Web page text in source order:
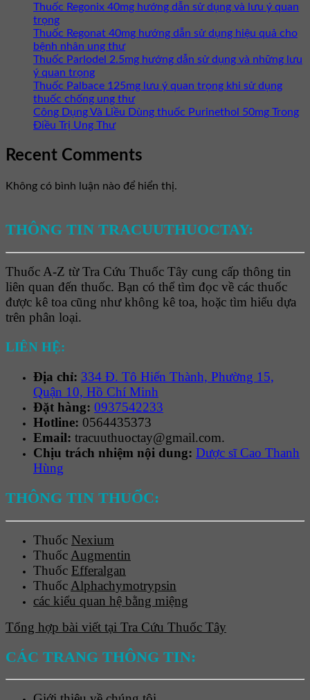
Thuốc Regonix 40mg hướng dẫn sử dụng và lưu ý quan
trọng
Thuốc Regonat 40mg hướng dẫn sử dụng hiệu quả cho
bệnh nhân ung thư
Thuốc Parlodel 2.5mg hướng dẫn sử dụng và những lưu
ý quan trọng
Thuốc Palbace 125mg lưu ý quan trọng khi sử dụng
thuốc chống ung thư
Công Dụng Và Liều Dùng thuốc Purinethol 50mg Trong
Điều Trị Ung Thư
Recent Comments
Không có bình luận nào để hiển thị.
THÔNG TIN TRACUUTHUOCTAY:
Thuốc A-Z từ Tra Cứu Thuốc Tây cung cấp thông tin
liên quan đến thuốc. Bạn có thể tìm đọc về các thuốc
được kê toa cũng như không kê toa, hoặc tìm hiểu dựa
trên phân loại.
LIÊN HỆ:
Địa chỉ: 334 Đ. Tô Hiến Thành, Phường 15,
Quận 10, Hồ Chí Minh
Đặt hàng: 0937542233
Hotline: 0564435373
Email: tracuuthuoctay@gmail.com.
Chịu trách nhiệm nội dung: Dược sĩ Cao Thanh
Hùng
THÔNG TIN THUỐC:
Thuốc Nexium
Thuốc Augmentin
Thuốc Efferalgan
Thuốc Alphachymotrypsin
các kiểu quan hệ bằng miệng
Tổng hợp bài viết tại Tra Cứu Thuốc Tây
CÁC TRANG THÔNG TIN: